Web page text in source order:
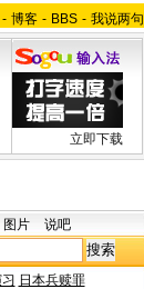
- 博客 - BBS - 我说两句
立即下载
图片 说吧
日本兵赎罪